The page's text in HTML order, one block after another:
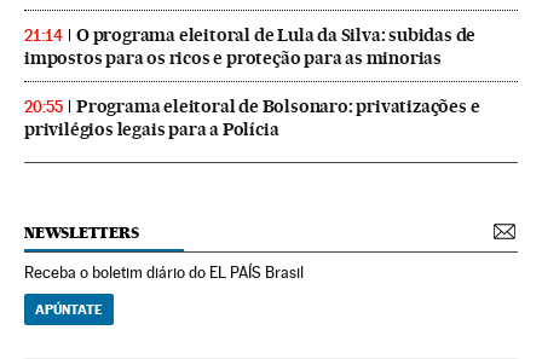
21:14
O programa eleitoral de Lula da Silva: subidas de
impostos para os ricos e proteção para as minorias
20:55
Programa eleitoral de Bolsonaro: privatizações e
privilégios legais para a Polícia
NEWSLETTERS
Receba o boletim diário do EL PAÍS Brasil
APÚNTATE